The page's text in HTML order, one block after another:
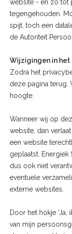
website - en zo tot
tegengehouden.
spijt, toch een
de Autoriteit
Wijzigingen in het
Zodra het
deze pagina terug.
hoogte.
Wanneer wij op
website, dan
een website
geplaatst. Energiek
dus ook niet
eventuele
externe websites.
Door het hokje 'Ja,
van mijn